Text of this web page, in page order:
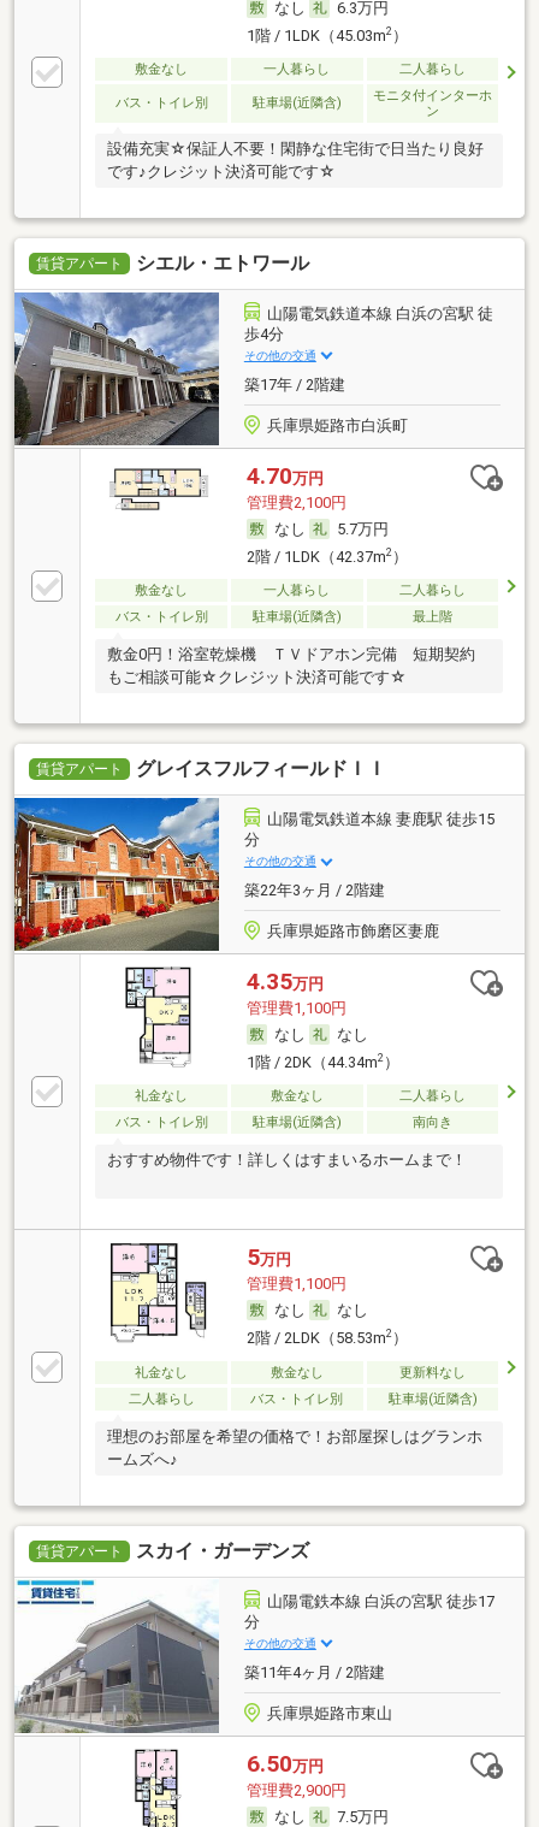
なし
6.3万円
1階 / 1LDK（45.03m2）
敷金なし 一人暮らし 二人暮らし
バス・トイレ別 駐車場(近隣含)
モニタ付インターホ
ン
設備充実☆保証人不要！閑静な住宅街で日当たり良好
です♪クレジット決済可能です☆
賃貸アパート シエル・エトワール
山陽電気鉄道本線 白浜の宮駅 徒
歩4分
その他の交通
築17年 / 2階建
兵庫県姫路市白浜町
4.70万円
管理費2,100円
なし
5.7万円
2階 / 1LDK（42.37m2）
敷金なし 一人暮らし
二人暮らし
バス・トイレ別
駐車場(近隣含) 最上階
敷金0円！浴室乾燥機 ＴＶドアホン完備 短期契約
もご相談可能☆クレジット決済可能です☆
賃貸アパート グレイスフルフィールドＩＩ
山陽電気鉄道本線 妻鹿駅 徒歩15
分
その他の交通
築22年3ヶ月 / 2階建
兵庫県姫路市飾磨区妻鹿
4.35万円
管理費1,100円
なし
なし
1階 / 2DK（44.34m2）
礼金なし 敷金なし
二人暮らし
バス・トイレ別
駐車場(近隣含) 南向き
おすすめ物件です！詳しくはすまいるホームまで！
5万円
管理費1,100円
なし
なし
2階 / 2LDK（58.53m2）
礼金なし 敷金なし
更新料なし
二人暮らし
バス・トイレ別 駐車場(近隣含)
理想のお部屋を希望の価格で！お部屋探しはグランホ
ームズへ♪
賃貸アパート スカイ・ガーデンズ
山陽電鉄本線 白浜の宮駅 徒歩17
分
その他の交通
築11年4ヶ月 / 2階建
兵庫県姫路市東山
6.50万円
管理費2,900円
なし
7.5万円